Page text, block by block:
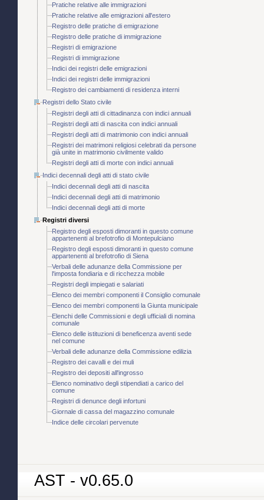
Pratiche relative alle immigrazioni
Pratiche relative alle emigrazioni all'estero
Registro delle pratiche di emigrazione
Registro delle pratiche di immigrazione
Registri di emigrazione
Registri di immigrazione
Indici dei registri delle emigrazioni
Indici dei registri delle immigrazioni
Registro dei cambiamenti di residenza interni
Registri dello Stato civile
Registri degli atti di cittadinanza con indici annuali
Registri degli atti di nascita con indici annuali
Registri degli atti di matrimonio con indici annuali
Registri dei matrimoni religiosi celebrati da persone
già unite in matrimonio civilmente valido
Registri degli atti di morte con indici annuali
Indici decennali degli atti di stato civile
Indici decennali degli atti di nascita
Indici decennali degli atti di matrimonio
Indici decennali degli atti di morte
Registri diversi
Registro degli esposti dimoranti in questo comune
appartenenti al brefotrofio di Montepulciano
Registro degli esposti dimoranti in questo comune
appartenenti al brefotrofio di Siena
Verbali delle adunanze della Commissione per
l'imposta fondiaria e di ricchezza mobile
Registri degli impiegati e salariati
Elenco dei membri componenti il Consiglio comunale
Elenco dei membri componenti la Giunta municipale
Elenchi delle Commissioni e degli ufficiali di nomina
comunale
Elenco delle istituzioni di beneficenza aventi sede
nel comune
Verbali delle adunanze della Commissione edilizia
Registro dei cavalli e dei muli
Registro dei depositi all'ingrosso
Elenco nominativo degli stipendiati a carico del
comune
Registri di denunce degli infortuni
Giornale di cassa del magazzino comunale
Indice delle circolari pervenute
AST - v0.65.0